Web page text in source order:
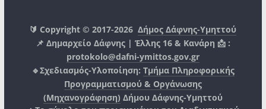
🔰 Copyright © 2017-2026Δήμος Δάφνης-Υμηττού
📌 Δημαρχείο Δάφνης | Έλλης 16 & Κανάρη 📩 :
protokolo@dafni-ymittos.gov.gr
🔹Σχεδιασμός-Υλοποίηση: Τμήμα Πληροφορικής
Προγραμματισμού & Οργάνωσης
(Μηχανογράφηση) Δήμου Δάφνης-Υμηττού